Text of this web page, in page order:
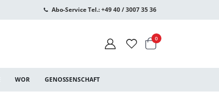
Abo-Service Tel.: +49 40 / 3007 35 36
Warenkorb
0Artikel
WOR GENOSSENSCHAFT